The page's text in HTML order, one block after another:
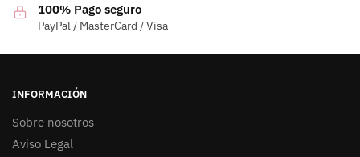
100% Pago seguro
PayPal / MasterCard / Visa
INFORMACIÓN
Sobre nosotros
Aviso Legal